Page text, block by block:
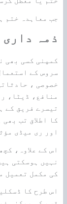
جب معاہدہ ختم
ذمہ داری
کمپنی کسی بھی
سروس کے
خصوصی ،
منافع، ڈیٹا،
تیسرے فریق کے
کا اطلاق تب
اور ری میڈی
اس کے علاوہ،
نہیں ہوسکتی
کی مکمل تعمیل
اس طرح کا